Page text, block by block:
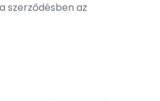
szerződésben az